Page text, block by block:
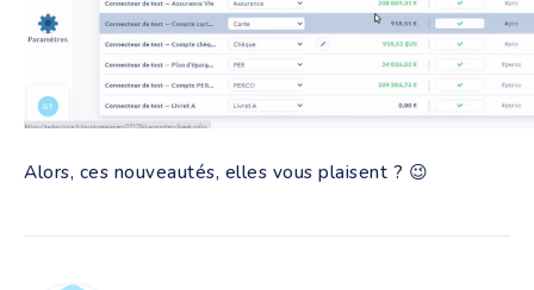
Alors, ces nouveautés, elles vous plaisent ? 😉